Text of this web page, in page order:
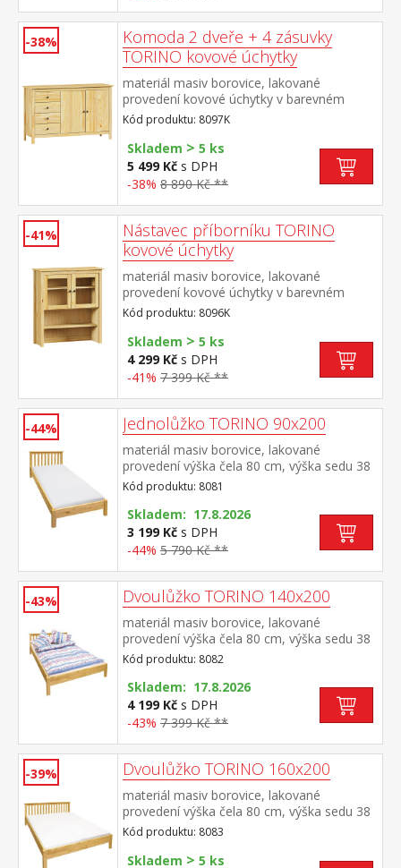
-38%
Komoda 2 dveře + 4 zásuvky
TORINO kovové úchytky
materiál masiv borovice, lakované
provedení kovové úchytky v barevném
provedení černěná mosaz 4 zásuvky s
kovovými pojezdy, 2 plné dveře, 1 police
Kód produktu: 8097K
Skladem > 5 ks
5 499 Kč s DPH
-38% 8 890 Kč **
-41%
Nástavec příborníku TORINO
kovové úchytky
materiál masiv borovice, lakované
provedení kovové úchytky v barevném
provedení černěná mosaz 2 prosklené
dveře, 1 police nástavec příborníku 8095K
Kód produktu: 8096K
Skladem > 5 ks
4 299 Kč s DPH
-41% 7 399 Kč **
-44% Jednolůžko TORINO 90x200
materiál masiv borovice, lakované
provedení výška čela 80 cm, výška sedu 38
cm, cena bez roštu a matrace minimální
doporučená výška matrace 15 cm
doporučený rozměr matrace 90 × 200 cm a
rošt R1 doporučená nosnost do 120 kg
Kód produktu: 8081
Skladem: 17.8.2026
3 199 Kč s DPH
-44% 5 790 Kč **
-43% Dvoulůžko TORINO 140x200
materiál masiv borovice, lakované
provedení výška čela 80 cm, výška sedu 38
cm, cena bez roštu a matrace minimální
doporučená výška matrace 15 cm
doporučený rozměr matrace 140 × 200 cm
a rošt R3 doporučená nosnost do 120 kg
na každé polovině postele
Kód produktu: 8082
Skladem: 17.8.2026
4 199 Kč s DPH
-43% 7 399 Kč **
-39% Dvoulůžko TORINO 160x200
materiál masiv borovice, lakované
provedení výška čela 80 cm, výška sedu 38
cm, cena bez roštu a matrace minimální
doporučená výška matrace 15 cm
doporučený rozměr matrace 160 × 200 cm
Kód produktu: 8083
Skladem > 5 ks